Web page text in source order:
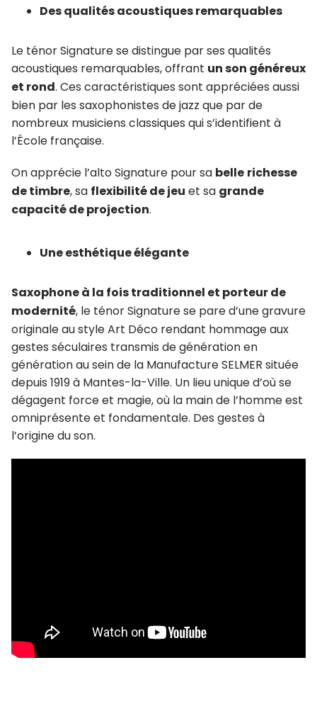
Des qualités acoustiques remarquables
Le ténor Signature se distingue par ses qualités
acoustiques remarquables, offrant un son généreux
et rond. Ces caractéristiques sont appréciées aussi
bien par les saxophonistes de jazz que par de
nombreux musiciens classiques qui s’identifient à
l’École française.
On apprécie l’alto Signature pour sa belle richesse
de timbre, sa flexibilité de jeu et sa grande
capacité de projection.
Une esthétique élégante
Saxophone à la fois traditionnel et porteur de
modernité, le ténor Signature se pare d’une gravure
originale au style Art Déco rendant hommage aux
gestes séculaires transmis de génération en
génération au sein de la Manufacture SELMER située
depuis 1919 à Mantes-la-Ville. Un lieu unique d’où se
dégagent force et magie, où la main de l’homme est
omniprésente et fondamentale. Des gestes à
l’origine du son.